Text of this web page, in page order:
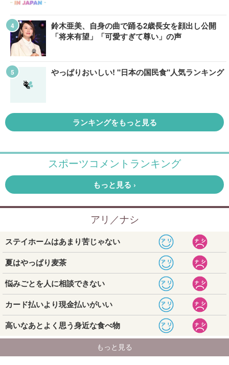
鈴木亜美、自身の曲で踊る2歳長女を顔出し公開
「将来有望」「可愛すぎて尊い」の声
やっぱりおいしい! "日本の国民食"人気ランキング
ランキングをもっと見る